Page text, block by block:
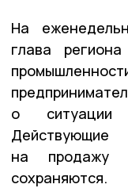
На
глава
о ситуации
на продажу
сохраняются.